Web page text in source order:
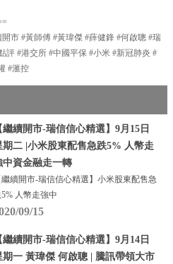
市 #黃師傅 #黃瑋傑 #薛健鋒 #何啟聰 #瑞
評 #港交所 #中國平保 #小米 #新冠肺炎 #
#滙控
繼續開市-瑞信信心精選】9月15日
期二 |小米股東配售急跌5% 人幣走
中資金融走一轉
繼續開市-瑞信信心精選】小米股東配售急
人幣走強中
09/15
繼續開市-瑞信信心精選】9月14日
期一 黃瑋傑 何啟聰 | 騰訊帶領大市